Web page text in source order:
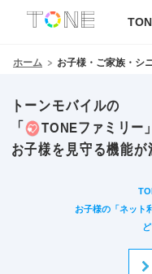
ホーム お子様・ご家族・シ
トーンモバイルの
「 TONEファミリー」
お子様を見守る機能が
お子様の「ネット